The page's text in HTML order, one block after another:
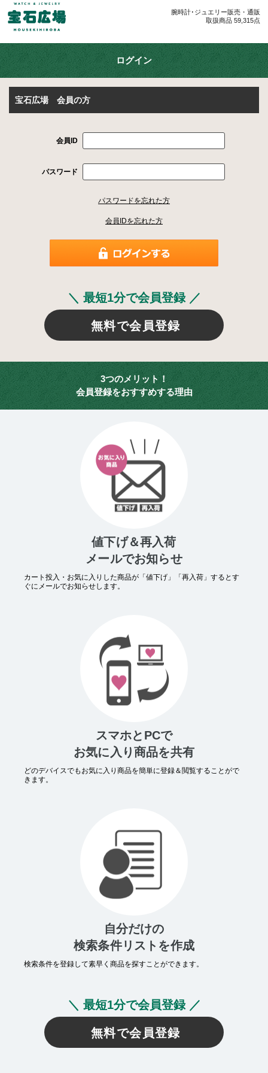
腕時計･ジュエリー販売・通販
取扱商品 59,315点
ログイン
宝石広場 会員の方
会員ID
パスワード
パスワードを忘れた方
会員IDを忘れた方
＼ 最短1分で会員登録 ／
無料で会員登録
3つのメリット！
会員登録をおすすめする理由
値下げ＆再入荷
メールでお知らせ
カート投入・お気に入りした商品が「値下げ」「再入荷」するとす
ぐにメールでお知らせします。
スマホとPCで
お気に入り商品を共有
どのデバイスでもお気に入り商品を簡単に登録＆閲覧することがで
きます。
自分だけの
検索条件リストを作成
検索条件を登録して素早く商品を探すことができます。
＼ 最短1分で会員登録 ／
無料で会員登録